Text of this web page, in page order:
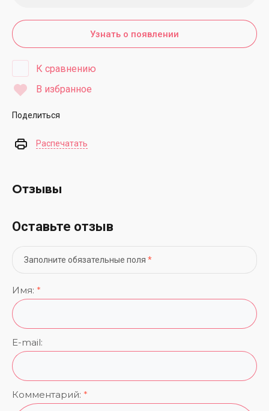
Узнать о появлении
К сравнению
В избранное
Поделиться
Распечатать
Отзывы
Оставьте отзыв
Заполните обязательные поля *
Имя: *
E-mail:
Комментарий: *